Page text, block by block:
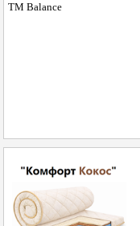
ТМ Balance